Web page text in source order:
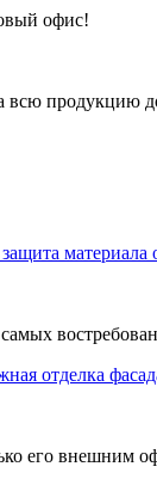
офис!
всю продукцию
отделка
его внешним